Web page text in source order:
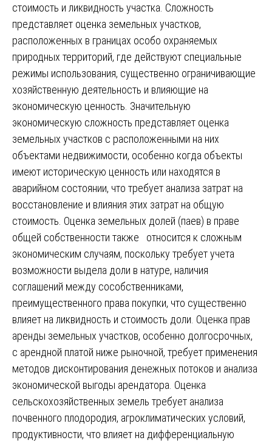
стоимость и ликвидность участка. Сложность
представляет оценка земельных участков,
расположенных в границах особо охраняемых
природных территорий, где действуют специальные
режимы использования, существенно ограничивающие
хозяйственную деятельность и влияющие на
экономическую ценность. Значительную
экономическую сложность представляет оценка
земельных участков с расположенными на них
объектами недвижимости, особенно когда объекты
имеют историческую ценность или находятся в
аварийном состоянии, что требует анализа затрат на
восстановление и влияния этих затрат на общую
стоимость. Оценка земельных долей (паев) в праве
общей собственности также относится к сложным
экономическим случаям, поскольку требует учета
возможности выдела доли в натуре, наличия
соглашений между сособственниками,
преимущественного права покупки, что существенно
влияет на ликвидность и стоимость доли. Оценка прав
аренды земельных участков, особенно долгосрочных,
с арендной платой ниже рыночной, требует применения
методов дисконтирования денежных потоков и анализа
экономической выгоды арендатора. Оценка
сельскохозяйственных земель требует анализа
почвенного плодородия, агроклиматических условий,
продуктивности, что влияет на дифференциальную